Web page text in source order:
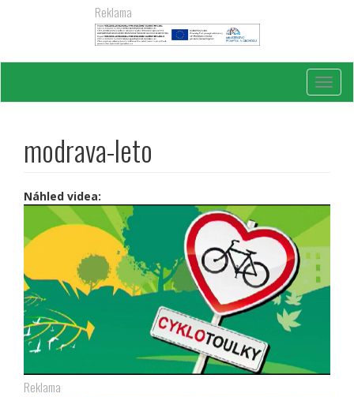
Reklama
modrava-leto
Náhled videa:
Reklama